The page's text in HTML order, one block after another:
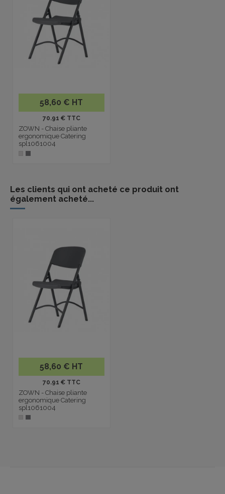
58,60 € HT
70.91 € TTC
ZOWN - Chaise pliante
ergonomique Catering
spl1061004
Les clients qui ont acheté ce produit ont
également acheté...
58,60 € HT
70.91 € TTC
ZOWN - Chaise pliante
ergonomique Catering
spl1061004